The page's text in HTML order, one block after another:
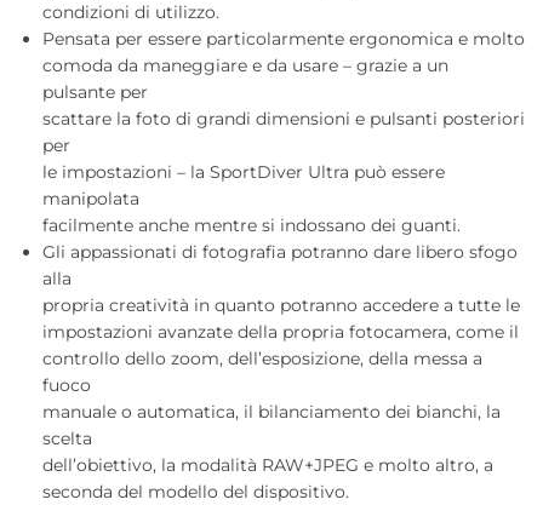
condizioni di utilizzo.
Pensata per essere particolarmente ergonomica e molto
comoda da maneggiare e da usare – grazie a un
pulsante per
scattare la foto di grandi dimensioni e pulsanti posteriori
per
le impostazioni – la SportDiver Ultra può essere
manipolata
facilmente anche mentre si indossano dei guanti.
Gli appassionati di fotografia potranno dare libero sfogo
alla
propria creatività in quanto potranno accedere a tutte le
impostazioni avanzate della propria fotocamera, come il
controllo dello zoom, dell’esposizione, della messa a
fuoco
manuale o automatica, il bilanciamento dei bianchi, la
scelta
dell’obiettivo, la modalità RAW+JPEG e molto altro, a
seconda del modello del dispositivo.